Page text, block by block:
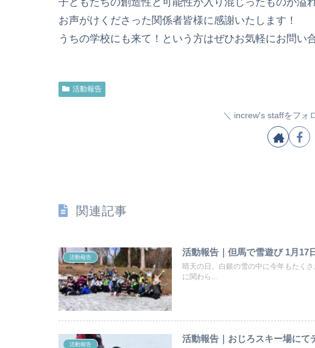
お声がけくださった関係者皆様に感謝いたします！
うちの学校にも来て！という方はぜひお気軽にお問い
活動報告
increw's staffをフォ
関連記事
活動報告
活動報告｜但馬で雪遊び 1月17
晴天の日、白銀の雪の中に今年もたく
に関わら...
活動報告
活動報告｜おじろスキー場にて